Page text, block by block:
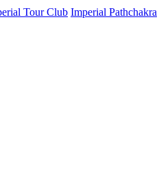
Tour Club Imperial Pathchakra